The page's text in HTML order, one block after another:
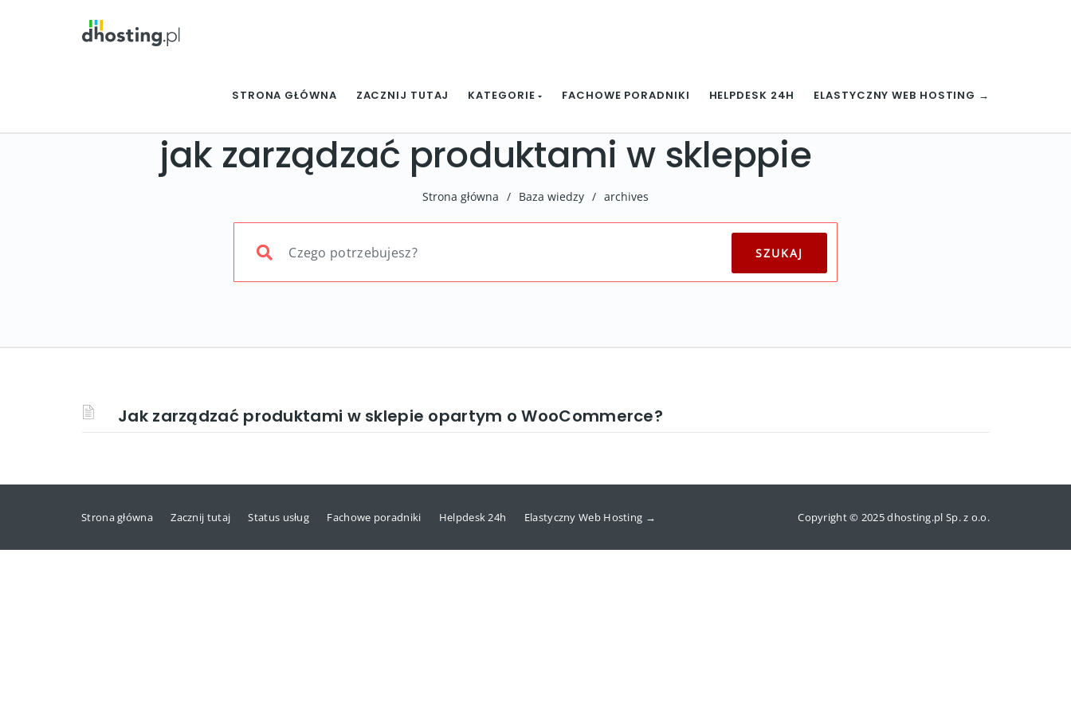
STRONA GŁÓWNA ZACZNIJ TUTAJ KATEGORIE FACHOWE PORADNIKI HELPDESK 24H ELASTYCZNY WEB HOSTING →
jak zarządzać produktami w skleppie
Strona główna / Baza wiedzy / archives
Jak zarządzać produktami w sklepie opartym o WooCommerce?
Strona główna Zacznij tutaj Status usług Fachowe poradniki Helpdesk 24h Elastyczny Web Hosting → Copyright © 2025 dhosting.pl Sp. z o.o.